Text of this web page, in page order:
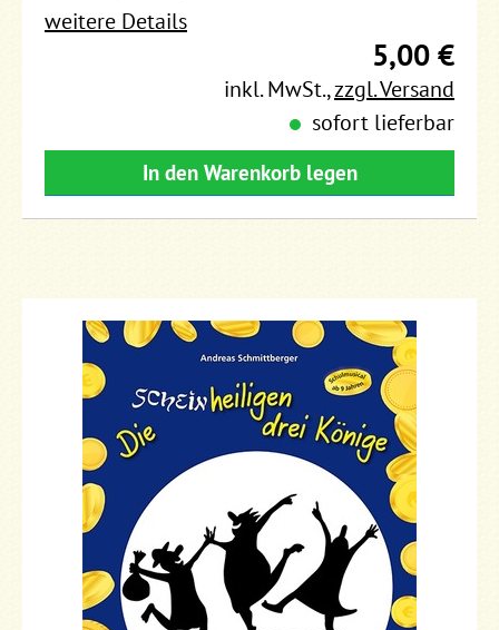
weitere Details
5,00 €
inkl. MwSt.,zzgl. Versand
sofort lieferbar
In den Warenkorb legen